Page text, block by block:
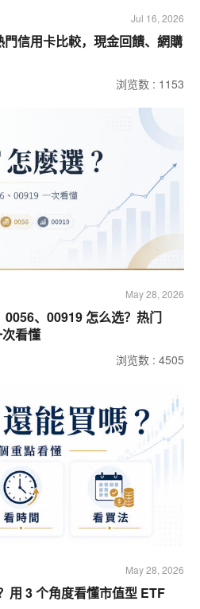
Jul 16, 2026
信用卡比較，現金回饋、網購
浏览数 : 1153
May 28, 2026
、00919 怎么选？热门
看懂
浏览数 : 4505
May 28, 2026
用 3 个角度看懂市值型 ETF